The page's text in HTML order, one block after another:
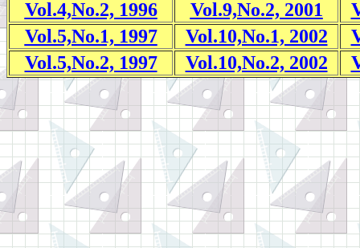
Vol.4,No.2, 1996
Vol.9,No.2, 2001
Vol.5,No.1, 1997
Vol.10,No.1, 2002
Vol.5,No.2, 1997
Vol.10,No.2, 2002